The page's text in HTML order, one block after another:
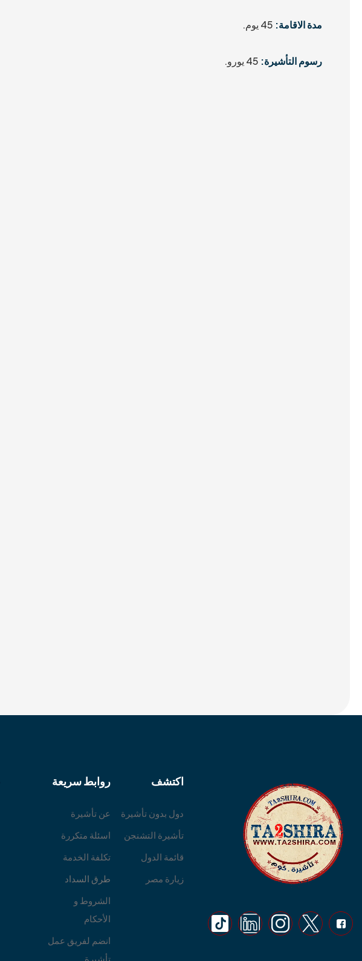
مدة الاقامة: 45 يوم.
رسوم التأشيرة: 45 يورو.
اكتشف
دول بدون تأشيرة
تأشيرة التشنجن
قائمة الدول
زيارة مصر
روابط سريعة
عن تأشيرة
اسئلة متكررة
تكلفة الخدمة
طرق السداد
الشروط و
الأحكام
انضم لفريق عمل
تأشيرة